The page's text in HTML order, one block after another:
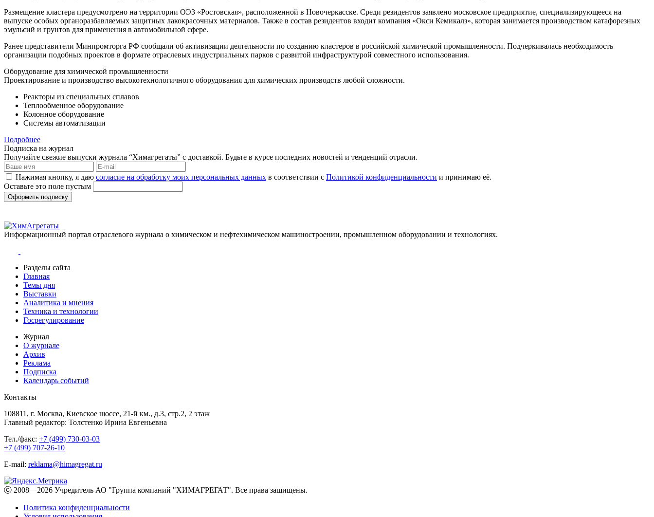
Размещение кластера предусмотрено на территории ОЭЗ «Ростовская», расположенной в Новочеркасске. Среди резидентов заявлено московское предприятие, специализирующееся на
выпуске особых органоразбавляемых защитных лакокрасочных материалов. Также в состав резидентов входит компания «Окси Кемикалз», которая занимается производством катафорезных
эмульсий и грунтов для применения в автомобильной сфере.
Ранее представители Минпромторга РФ сообщали об активизации деятельности по созданию кластеров в российской химической промышленности. Подчеркивалась необходимость
организации подобных проектов в формате отраслевых индустриальных парков с развитой инфраструктурой совместного использования.
Оборудование для химической промышленности
Проектирование и производство высокотехнологичного оборудования для химических производств любой сложности.
Реакторы из специальных сплавов
Теплообменное оборудование
Колонное оборудование
Системы автоматизации
Подробнее
Подписка на журнал
Получайте свежие выпуски журнала “Химагрегаты” с доставкой. Будьте в курсе последних новостей и тенденций отрасли.
Нажимая кнопку, я даю согласие на обработку моих персональных данных в соответствии с Политикой конфиденциальности и принимаю её.
Оставьте это поле пустым
Оформить подписку
Информационный портал отраслевого журнала о химическом и нефтехимическом машиностроении, промышленном оборудовании и технологиях.
Разделы сайта
Главная
Темы дня
Выставки
Аналитика и мнения
Техника и технологии
Госрегулирование
Журнал
О журнале
Архив
Реклама
Подписка
Календарь событий
Контакты
108811, г. Москва, Киевское шоссе, 21-й км., д.3, стр.2, 2 этаж
Главный редактор: Толстенко Ирина Евгеньевна
Тел./факс: +7 (499) 730-03-03
+7 (499) 707-26-10
E-mail: reklama@himagregat.ru
ⓒ 2008—2026 Учредитель АО "Группа компаний "ХИМАГРЕГАТ". Все права защищены.
Политика конфиденциальности